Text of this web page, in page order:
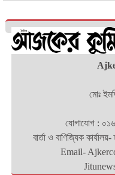
মোঃ
যোগাযোগ :
বার্তা ও বাণিজ্যিক
Email-